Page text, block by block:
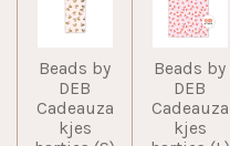
Beads by
DEB
Cadeauza
kjes
Beads by
DEB
Cadeauza
kjes